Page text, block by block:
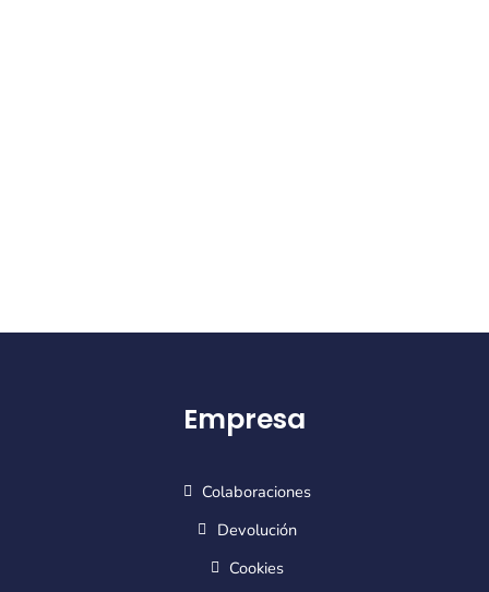
Empresa
Colaboraciones
Devolución
Cookies